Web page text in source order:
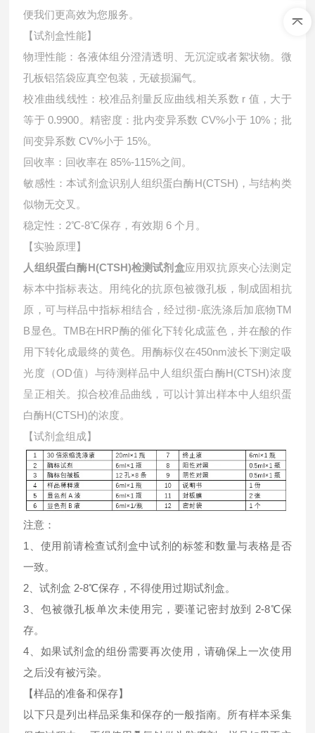
便我们更高效为您服务。
【试剂盒性能】
物理性能：各液体组分澄清透明、无沉淀或者絮状物。微
孔板铝箔袋应真空包装，无破损漏气。
校准曲线线性：校准品剂量反应曲线相关系数 r 值，大于
等于 0.9900。精密度：批内变异系数 CV%小于 10%；批
间变异系数 CV%小于 15%。
回收率：回收率在 85%-115%之间。
敏感性：本试剂盒识别人组织蛋白酶H(CTSH)，与结构类
似物无交叉。
稳定性：2℃-8℃保存，有效期 6 个月。
【实验原理】
人组织蛋白酶H(CTSH)检测试剂盒应用双抗原夹心法测定
标本中指标表达。用纯化的抗原包被微孔板，制成固相抗
原，可与样品中指标相结合，经过彻-底洗涤后加底物TM
B显色。TMB在HRP酶的催化下转化成蓝色，并在酸的作
用下转化成最终的黄色。用酶标仪在450nm波长下测定吸
光度（OD值）与待测样品中 人组织蛋白酶H(CTSH)浓度
呈正相关。拟合校准品曲线，可以计算出样本中 人组织蛋
白酶H(CTSH)的浓度。
【试剂盒组成】
注意：
1、使用前请检查试剂盒中试剂的标签和数量与表格是否
一致。
2、试剂盒 2-8℃保存，不得使用过期试剂盒。
3、包被微孔板单次未使用完，要谨记密封放到 2-8℃保
存。
4、如果试剂盒的组份需要再次使用，请确保上一次使用
之后没有被污染。
【样品的准备和保存】
以下只是列出样品采集和保存的一般指南。所有样本采集